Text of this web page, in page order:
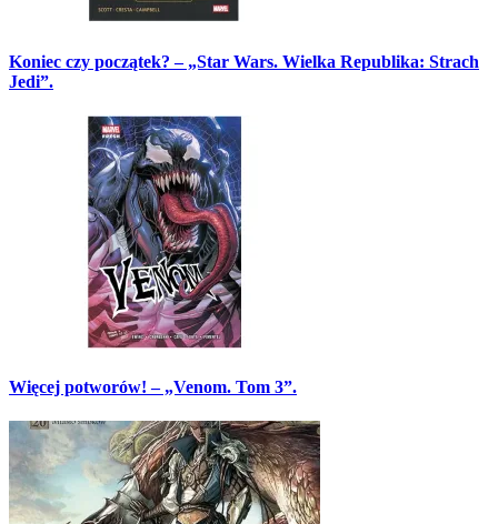
Koniec czy początek? – „Star Wars. Wielka Republika: Strach
Jedi”.
Więcej potworów! – „Venom. Tom 3”.